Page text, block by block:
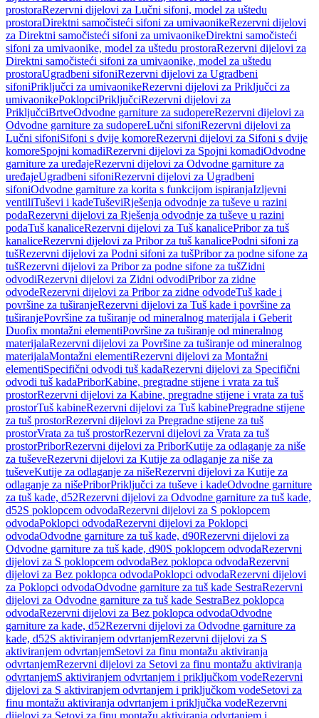
prostoraRezervni dijelovi za Lučni sifoni, model za uštedu
prostoraDirektni samočisteći sifoni za umivaonikeRezervni dijelovi
za Direktni samočisteći sifoni za umivaonikeDirektni samočisteći
sifoni za umivaonike, model za uštedu prostoraRezervni dijelovi za
Direktni samočisteći sifoni za umivaonike, model za uštedu
prostoraUgradbeni sifoniRezervni dijelovi za Ugradbeni
sifoniPriključci za umivaonikeRezervni dijelovi za Priključci za
umivaonikePoklopciPriključciRezervni dijelovi za
PriključciBrtveOdvodne garniture za sudopereRezervni dijelovi za
Odvodne garniture za sudopereLučni sifoniRezervni dijelovi za
Lučni sifoniSifoni s dvije komoreRezervni dijelovi za Sifoni s dvije
komoreSpojni komadiRezervni dijelovi za Spojni komadiOdvodne
garniture za uređajeRezervni dijelovi za Odvodne garniture za
uređajeUgradbeni sifoniRezervni dijelovi za Ugradbeni
sifoniOdvodne garniture za korita s funkcijom ispiranjaIzljevni
ventiliTuševi i kadeTuševiRješenja odvodnje za tuševe u razini
podaRezervni dijelovi za Rješenja odvodnje za tuševe u razini
podaTuš kanaliceRezervni dijelovi za Tuš kanalicePribor za tuš
kanaliceRezervni dijelovi za Pribor za tuš kanalicePodni sifoni za
tušRezervni dijelovi za Podni sifoni za tušPribor za podne sifone za
tušRezervni dijelovi za Pribor za podne sifone za tušZidni
odvodiRezervni dijelovi za Zidni odvodiPribor za zidne
odvodeRezervni dijelovi za Pribor za zidne odvodeTuš kade i
površine za tuširanjeRezervni dijelovi za Tuš kade i površine za
tuširanjePovršine za tuširanje od mineralnog materijala i Geberit
Duofix montažni elementiPovršine za tuširanje od mineralnog
materijalaRezervni dijelovi za Površine za tuširanje od mineralnog
materijalaMontažni elementiRezervni dijelovi za Montažni
elementiSpecifični odvodi tuš kadaRezervni dijelovi za Specifični
odvodi tuš kadaPriborKabine, pregradne stijene i vrata za tuš
prostorRezervni dijelovi za Kabine, pregradne stijene i vrata za tuš
prostorTuš kabineRezervni dijelovi za Tuš kabinePregradne stijene
za tuš prostorRezervni dijelovi za Pregradne stijene za tuš
prostorVrata za tuš prostorRezervni dijelovi za Vrata za tuš
prostorPriborRezervni dijelovi za PriborKutije za odlaganje za niše
za tuševeRezervni dijelovi za Kutije za odlaganje za niše za
tuševeKutije za odlaganje za nišeRezervni dijelovi za Kutije za
odlaganje za nišePriborPriključci za tuševe i kadeOdvodne garniture
za tuš kade, d52Rezervni dijelovi za Odvodne garniture za tuš kade,
d52S poklopcem odvodaRezervni dijelovi za S poklopcem
odvodaPoklopci odvodaRezervni dijelovi za Poklopci
odvodaOdvodne garniture za tuš kade, d90Rezervni dijelovi za
Odvodne garniture za tuš kade, d90S poklopcem odvodaRezervni
dijelovi za S poklopcem odvodaBez poklopca odvodaRezervni
dijelovi za Bez poklopca odvodaPoklopci odvodaRezervni dijelovi
za Poklopci odvodaOdvodne garniture za tuš kade SestraRezervni
dijelovi za Odvodne garniture za tuš kade SestraBez poklopca
odvodaRezervni dijelovi za Bez poklopca odvodaOdvodne
garniture za kade, d52Rezervni dijelovi za Odvodne garniture za
kade, d52S aktiviranjem odvrtanjemRezervni dijelovi za S
aktiviranjem odvrtanjemSetovi za finu montažu aktiviranja
odvrtanjemRezervni dijelovi za Setovi za finu montažu aktiviranja
odvrtanjemS aktiviranjem odvrtanjem i priključkom vodeRezervni
dijelovi za S aktiviranjem odvrtanjem i priključkom vodeSetovi za
finu montažu aktiviranja odvrtanjem i priključka vodeRezervni
dijelovi za Setovi za finu montažu aktiviranja odvrtanjem i